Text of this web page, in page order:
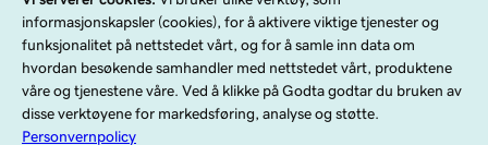
Copyright © 1999–2026 GoDaddy Operating Company, LLC. Med enerett.
GoDaddy-ordmerket er et registrert varemerke som tilhører GoDaddy
Operating Company, LLC i USA og andre land. «GO»-logoen er et registrert
varemerke som tilhører GoDaddy.com, LLC i USA.
Bruk av dette nettstedet er underlagt spesifikke bruksbetingelser. Ved å bruke